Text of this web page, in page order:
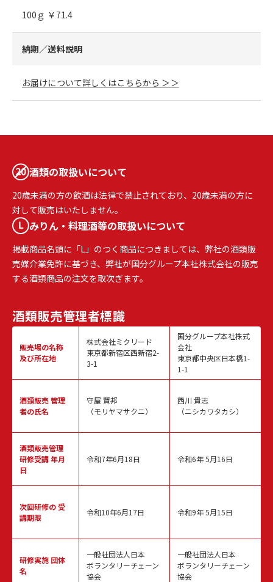
100ｇ ￥71.4
納期／送料説明
お届けについて詳しくはこちらから ＞＞
酒類の取扱いについて
20歳未満の方の飲酒は法律で禁止されており、20歳未満の方に
対して販売はいたしません。
みりん・料理酒等の取扱いについて
掲載商品名頭に「L」のつく商品につきましては、弊社の酒類販
売媒介業免許に基づき、弊社が国分グループ本社株式会社の販売
する酒類商品の注文を取次ぎます。
酒類販売管理者標識
販売場の名称
及び所在地
酒類販売管理
者の氏名
酒類販売管理
研修受講 年月
日
次回研修の受
講期限
研修実施 団体
名
株式会社ミクリード
東京都新宿区西新宿2-
3-1
守屋 賢邦
（モリヤマサクニ）
令和7年6月18日
令和10年6月17日
一般社団法人日本
ボランタリーチェーン
協会
国分グループ本社株式
会社
東京都中央区日本橋1-
1-1
西川 貴志
（ニシカワタカシ）
令和6年 5月16日
令和9年 5月15日
一般社団法人日本
ボランタリーチェーン
協会